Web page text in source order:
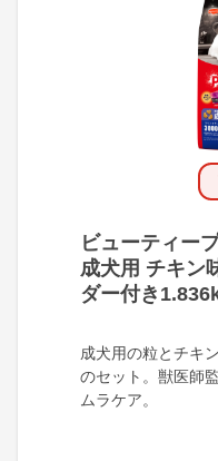
ビューティー
成犬用 チキン
ダー付き
成犬用の粒とチキ
のセット。獣医師
ムラケア。